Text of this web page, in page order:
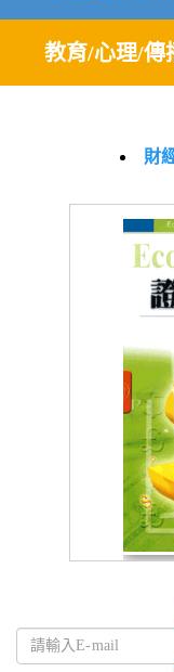
教育/心理/傳
財